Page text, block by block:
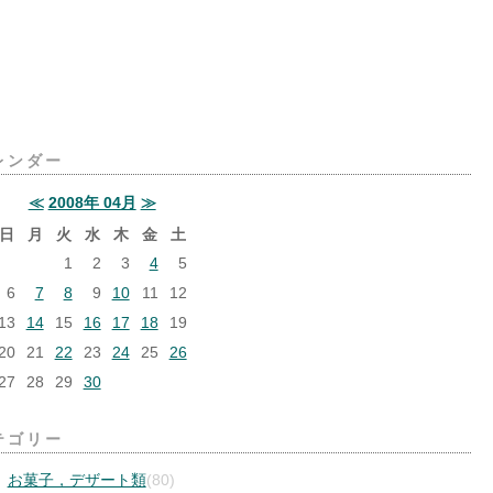
ンダー
≪ 2008年 04月 ≫
月 火 水 木 金
土
1
2 3 4
5
6
7 8 9 10 11
12
14 15 16 17 18
19
21 22 23 24 25
26
28 29 30
ゴリー
お菓子，デザート類(80)